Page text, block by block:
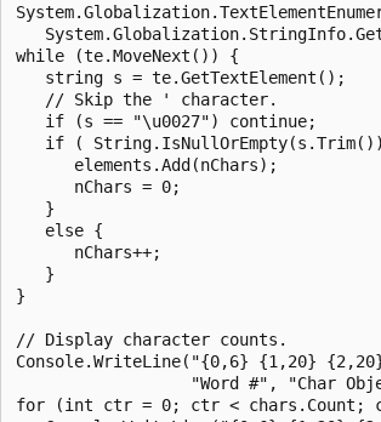
while (te.MoveNext()) {
   string s = te.GetTextElement();
   // Skip the ' character.
   if (s == "\u0027") continue;
if (
      elements.Add(nChars);
      nChars = 0;
   }
   else {
      nChars++;
   }
}
// Display character counts.
Console.WriteLine("{0,6} {1,20}
"Word #", "Char
for (int ctr = 0; ctr < chars.Count;